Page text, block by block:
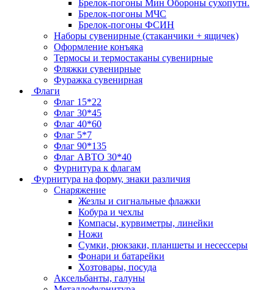
Брелок-погоны Мин Обороны сухопутн.
Брелок-погоны МЧС
Брелок-погоны ФСИН
Наборы сувенирные (стаканчики + ящичек)
Оформление конъяка
Термосы и термостаканы сувенирные
Фляжки сувенирные
Фуражка сувенирная
Флаги
Флаг 15*22
Флаг 30*45
Флаг 40*60
Флаг 5*7
Флаг 90*135
Флаг АВТО 30*40
Фурнитура к флагам
Фурнитура на форму, знаки различия
Снаряжение
Жезлы и сигнальные флажки
Кобура и чехлы
Компасы, курвиметры, линейки
Ножи
Сумки, рюкзаки, планшеты и несессеры
Фонари и батарейки
Хозтовары, посуда
Аксельбанты, галуны